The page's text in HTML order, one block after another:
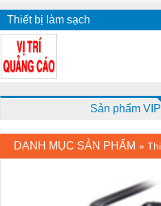
Thiết bị làm sạch
Sản phẩm
DANH MỤC SẢN PHẨM »